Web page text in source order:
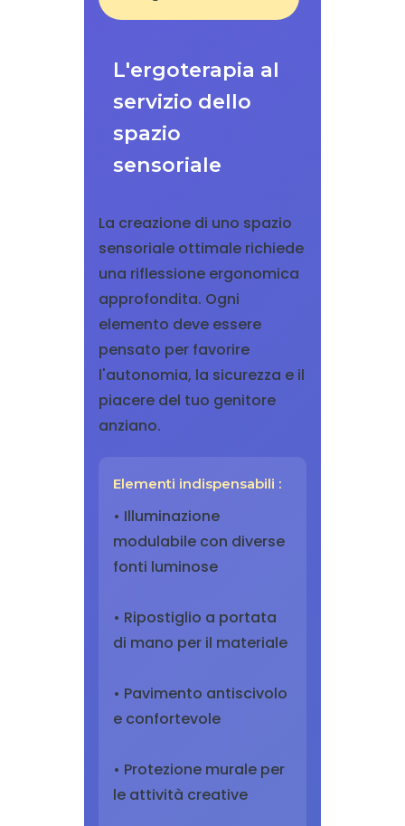
L'ergoterapia al
servizio dello
spazio
sensoriale
La creazione di uno spazio
sensoriale ottimale richiede
una riflessione ergonomica
approfondita. Ogni
elemento deve essere
pensato per favorire
l'autonomia, la sicurezza e il
piacere del tuo genitore
anziano.
Elementi indispensabili :
• Illuminazione
modulabile con diverse
fonti luminose
• Ripostiglio a portata
di mano per il materiale
• Pavimento antiscivolo
e confortevole
• Protezione murale per
le attività creative